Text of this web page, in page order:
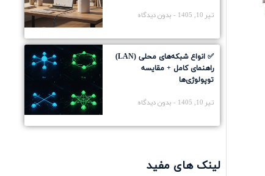
تیر 10, 1405 بدون دیدگاه
✅ انواع شبکه‌های محلی (LAN)
راهنمای کامل + مقایسه
توپولوژی‌ها
تیر 10, 1405 بدون دیدگاه
لینک های مفید